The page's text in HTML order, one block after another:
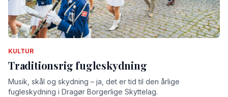
KULTUR
Traditionsrig fugleskydning
Musik, skål og skydning – ja, det er tid til den årlige
fugleskydning i Dragør Borgerlige Skyttelag.